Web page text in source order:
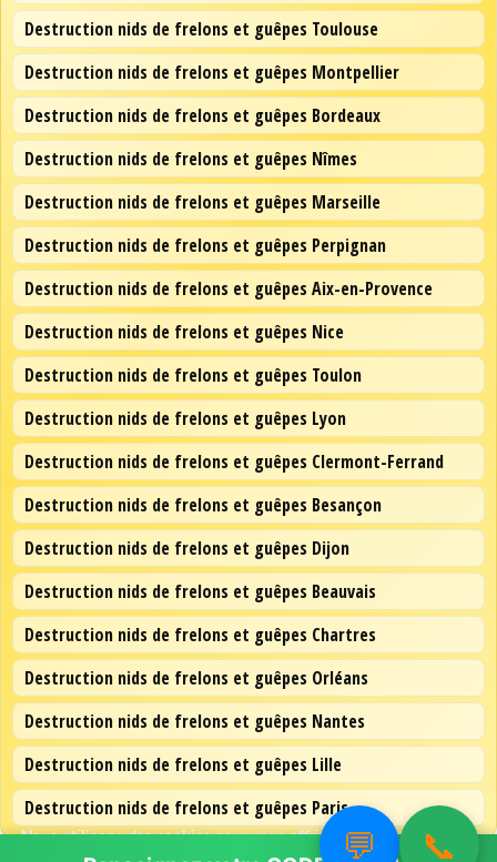
Nous utilisons des cookies pour vous offrir la meilleure
expérience sur notre site.
Destruction nids de frelons et guêpes Toulouse
Destruction nids de frelons et guêpes Montpellier
Destruction nids de frelons et guêpes Bordeaux
Destruction nids de frelons et guêpes Nîmes
Destruction nids de frelons et guêpes Marseille
Destruction nids de frelons et guêpes Perpignan
Destruction nids de frelons et guêpes Aix-en-Provence
Destruction nids de frelons et guêpes Nice
Destruction nids de frelons et guêpes Toulon
Destruction nids de frelons et guêpes Lyon
Destruction nids de frelons et guêpes Clermont-Ferrand
Destruction nids de frelons et guêpes Besançon
Destruction nids de frelons et guêpes Dijon
Destruction nids de frelons et guêpes Beauvais
Destruction nids de frelons et guêpes Chartres
Destruction nids de frelons et guêpes Orléans
Destruction nids de frelons et guêpes Nantes
Destruction nids de frelons et guêpes Lille
Destruction nids de frelons et guêpes Paris
💬 📞